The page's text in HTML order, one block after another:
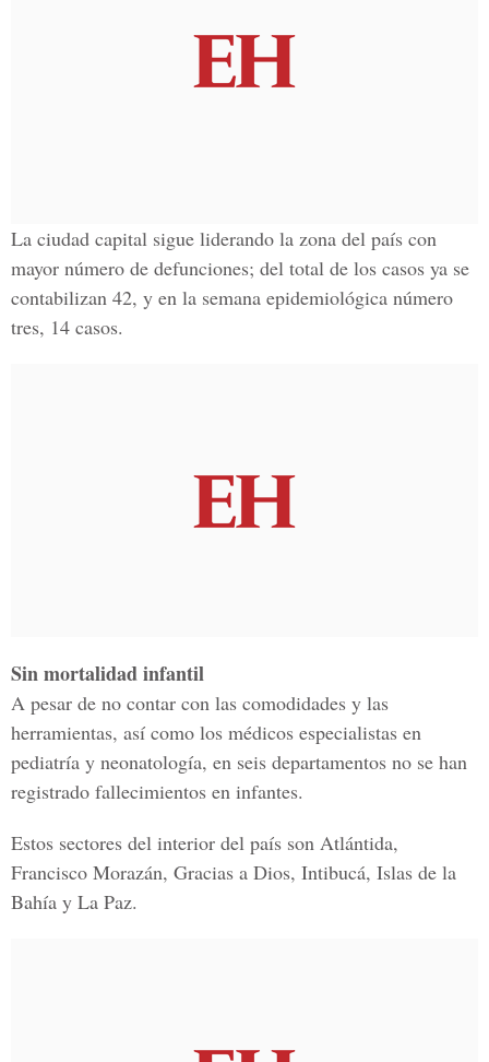
La ciudad capital sigue liderando la zona del país con
mayor número de defunciones; del total de los casos ya se
contabilizan 42, y en la semana epidemiológica número
tres, 14 casos.
Sin mortalidad infantil
A pesar de no contar con las comodidades y las
herramientas, así como los médicos especialistas en
pediatría y neonatología, en seis departamentos no se han
registrado fallecimientos en infantes.
Estos sectores del interior del país son Atlántida,
Francisco Morazán, Gracias a Dios, Intibucá, Islas de la
Bahía y La Paz.